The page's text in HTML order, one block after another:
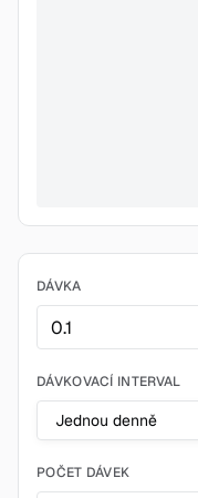
DÁVKA
DÁVKOVACÍ INTERVAL
POČET DÁVEK